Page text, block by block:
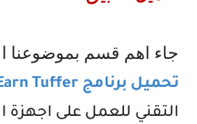
جاء اهم قسم بموضوعنا
تحميل برنامج Tuffer
التقني للعمل على اجهزة